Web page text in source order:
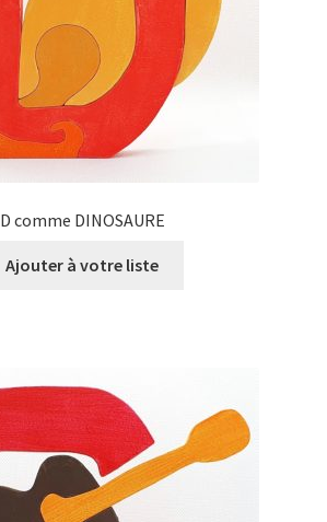
D comme DINOSAURE
Ajouter à votre liste